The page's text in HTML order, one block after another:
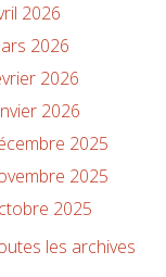
2026
2026
2026
2026
2025
2025
2025
les archives